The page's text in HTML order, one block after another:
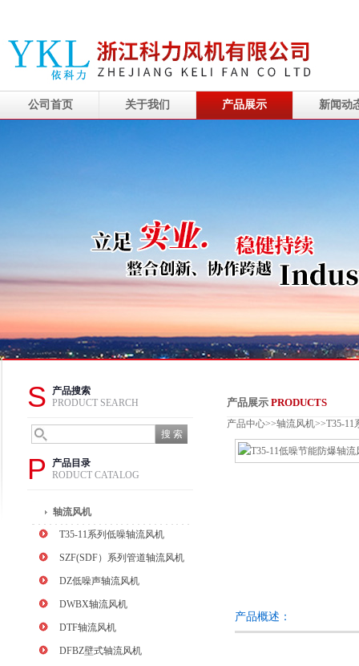
公司首页 关于我们 产品展示 新闻动
S
产品搜索
PRODUCT SEARCH
P
产品目录
RODUCT CATALOG
轴流风机
T35-11系列低噪轴流风机
SZF(SDF）系列管道轴流风机
DZ低噪声轴流风机
DWBX轴流风机
DTF轴流风机
DFBZ壁式轴流风机
产品展示 PRODUCTS
产品中心>>轴流风机>>T35-11
产品概述：